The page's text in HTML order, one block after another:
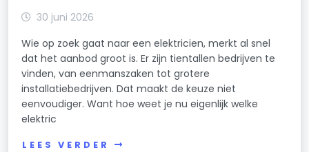
30 juni 2026
Wie op zoek gaat naar een elektricien, merkt al snel
dat het aanbod groot is. Er zijn tientallen bedrijven te
vinden, van eenmanszaken tot grotere
installatiebedrijven. Dat maakt de keuze niet
eenvoudiger. Want hoe weet je nu eigenlijk welke
elektric
LEES VERDER